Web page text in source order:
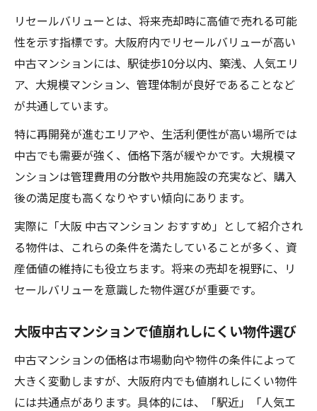
リセールバリューとは、将来売却時に高値で売れる可能
性を示す指標です。大阪府内でリセールバリューが高い
中古マンションには、駅徒歩10分以内、築浅、人気エリ
ア、大規模マンション、管理体制が良好であることなど
が共通しています。
特に再開発が進むエリアや、生活利便性が高い場所では
中古でも需要が強く、価格下落が緩やかです。大規模マ
ンションは管理費用の分散や共用施設の充実など、購入
後の満足度も高くなりやすい傾向にあります。
実際に「大阪 中古マンション おすすめ」として紹介され
る物件は、これらの条件を満たしていることが多く、資
産価値の維持にも役立ちます。将来の売却を視野に、リ
セールバリューを意識した物件選びが重要です。
大阪中古マンションで値崩れしにくい物件選び
中古マンションの価格は市場動向や物件の条件によって
大きく変動しますが、大阪府内でも値崩れしにくい物件
には共通点があります。具体的には、「駅近」「人気エ